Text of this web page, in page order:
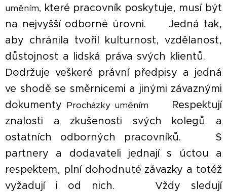
uměním, které pracovník poskytuje, musí být
na nejvyšší odborné úrovni. ▪ Jedná tak,
aby chránila tvořil kulturnost, vzdělanost,
důstojnost a lidská práva svých klientů. ▪
Dodržuje veškeré právní předpisy a jedná
ve shodě se směrnicemi a jinými závaznými
dokumenty Procházky uměním
▪ Respektují
znalosti a zkušenosti svých kolegů a
ostatních odborných pracovníků. ▪ S
partnery a dodavateli jednají s úctou a
respektem, plní dohodnuté závazky a totéž
vyžadují i od nich. ▪ Vždy sledují